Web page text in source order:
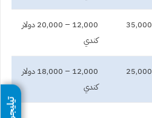
18,000 – 35,000
12,000 – 20,000 دولار
كندي
16,000 – 25,000
12,000 – 18,000 دولار
كندي